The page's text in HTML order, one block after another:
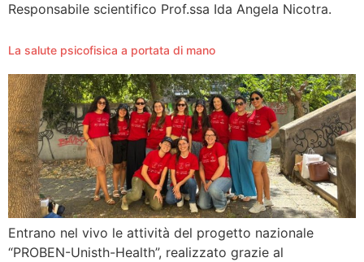
Responsabile scientifico Prof.ssa Ida Angela Nicotra.
La salute psicofisica a portata di mano
Entrano nel vivo le attività del progetto nazionale
“PROBEN-Unisth-Health”, realizzato grazie al